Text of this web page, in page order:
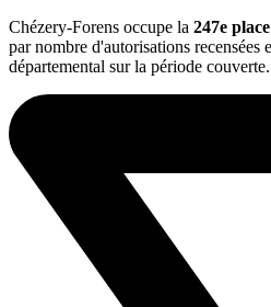
Chézery-Forens occupe la 247e place
par nombre d'autorisations recensées
départemental sur la période couverte.